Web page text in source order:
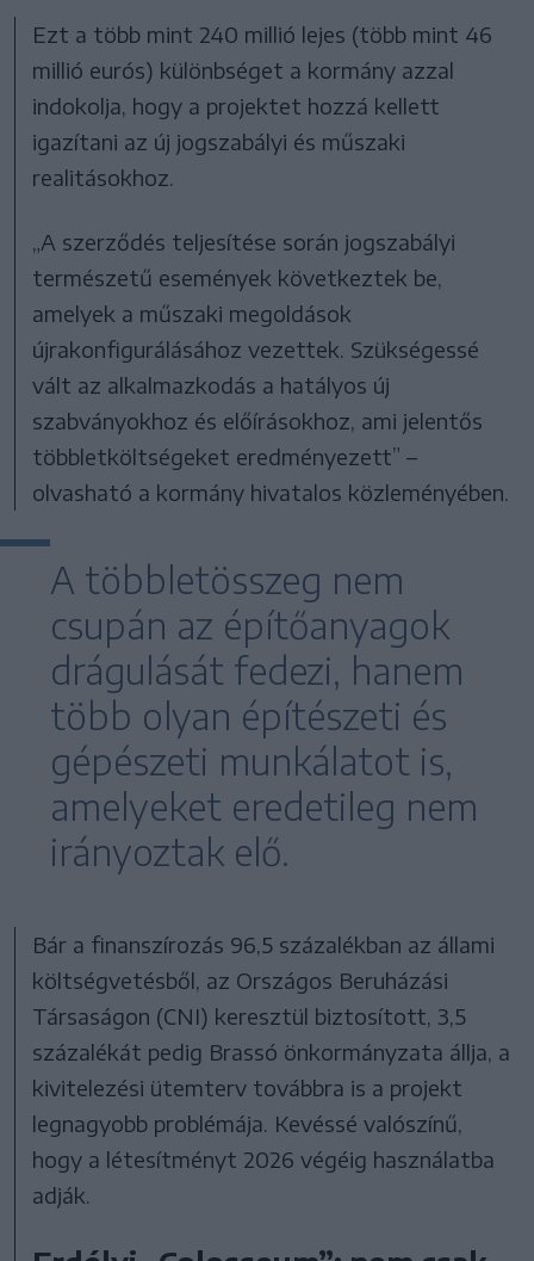
Ezt a több mint 240 millió lejes (több mint 46
millió eurós) különbséget a kormány azzal
indokolja, hogy a projektet hozzá kellett
igazítani az új jogszabályi és műszaki
realitásokhoz.
„A szerződés teljesítése során jogszabályi
természetű események következtek be,
amelyek a műszaki megoldások
újrakonfigurálásához vezettek. Szükségessé
vált az alkalmazkodás a hatályos új
szabványokhoz és előírásokhoz, ami jelentős
többletköltségeket eredményezett” –
olvasható a kormány hivatalos közleményében.
A többletösszeg nem
csupán az építőanyagok
drágulását fedezi, hanem
több olyan építészeti és
gépészeti munkálatot is,
amelyeket eredetileg nem
irányoztak elő.
Bár a finanszírozás 96,5 százalékban az állami
költségvetésből, az Országos Beruházási
Társaságon (CNI) keresztül biztosított, 3,5
százalékát pedig Brassó önkormányzata állja, a
kivitelezési ütemterv továbbra is a projekt
legnagyobb problémája. Kevéssé valószínű,
hogy a létesítményt 2026 végéig használatba
adják.